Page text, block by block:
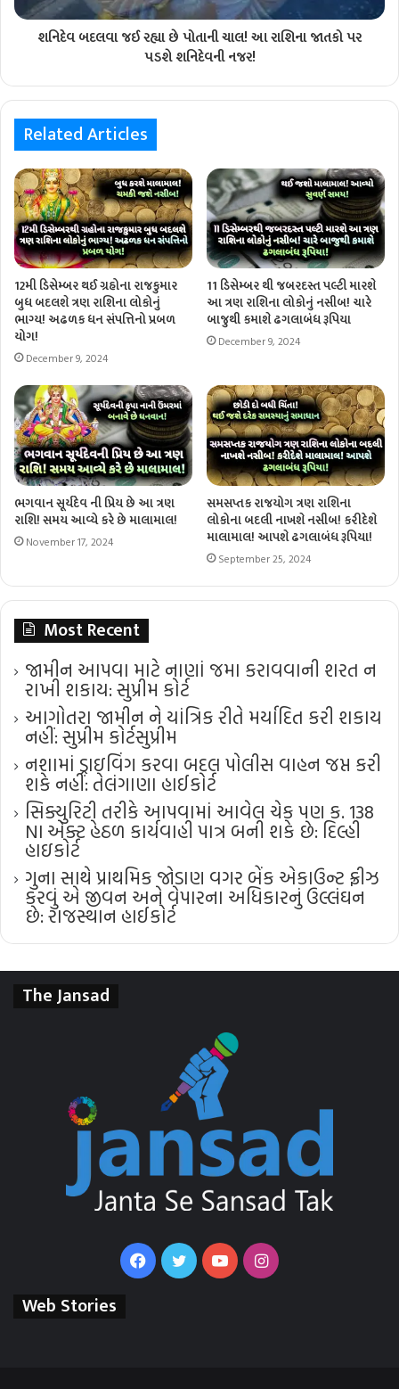
શનિદેવ બદલવા જઈ રહ્યા છે પોતાની ચાલ! આ રાશિના જાતકો પર
પડશે શનિદેવની નજર!
Related Articles
12મી ડિસેમ્બર થઈ ગ્રહોના રાજકુમાર
બુધ બદલશે ત્રણ રાશિના લોકોનું
ભાગ્ય! અઢળક ધન સંપત્તિનો પ્રબળ
યોગ!
December 9, 2024
11 ડિસેમ્બર થી જબરદસ્ત પલ્ટી મારશે
આ ત્રણ રાશિના લોકોનું નસીબ! ચારે
બાજુથી કમાશે ઢગલાબંધ રૂપિયા
December 9, 2024
ભગવાન સૂર્યદેવ ની પ્રિય છે આ ત્રણ
રાશિ! સમય આવ્યે કરે છે માલામાલ!
November 17, 2024
સમસપ્તક રાજયોગ ત્રણ રાશિના
લોકોના બદલી નાખશે નસીબ! કરીદેશે
માલામાલ! આપશે ઢગલાબંધ રૂપિયા!
September 25, 2024
Most Recent
જામીન આપવા માટે નાણાં જમા કરાવવાની શરત ન
રાખી શકાય: સુપ્રીમ કોર્ટ
આગોતરા જામીન ને યાંત્રિક રીતે મર્યાદિત કરી શકાય
નહીં: સુપ્રીમ કોર્ટ​સુપ્રીમ
નશામાં ડ્રાઇવિંગ કરવા બદલ પોલીસ વાહન જપ્ત કરી
શકે નહીં: તેલંગાણા હાઈકોર્ટ
સિક્યુરિટી તરીકે આપવામાં આવેલ ચેક પણ ક. 138
NI એક્ટ હેઠળ કાર્યવાહી પાત્ર બની શકે છે: દિલ્હી
હાઇકોર્ટ
ગુના સાથે પ્રાથમિક જોડાણ વગર બેંક એકાઉન્ટ ફ્રીઝ
કરવું એ જીવન અને વેપારના અધિકારનું ઉલ્લંઘન
છે: રાજસ્થાન હાઈકોર્ટ
The Jansad
FacebookTwitterYouTubeInstagram
Web Stories